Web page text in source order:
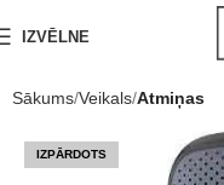
IZVĒLNE
Sākums Veikals Atmiņas
IZPĀRDOTS